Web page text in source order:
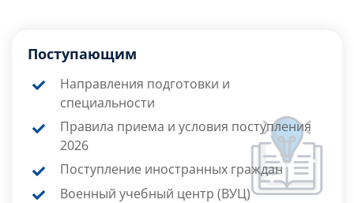
Поступающим
Направления подготовки и
специальности
Правила приема и условия поступления
2026
Поступление иностранных граждан
Военный учебный центр (ВУЦ)